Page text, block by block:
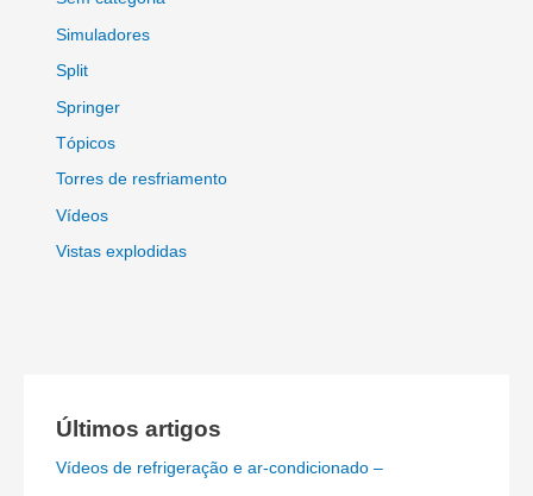
Simuladores
Split
Springer
Tópicos
Torres de resfriamento
Vídeos
Vistas explodidas
Últimos artigos
Vídeos de refrigeração e ar-condicionado –